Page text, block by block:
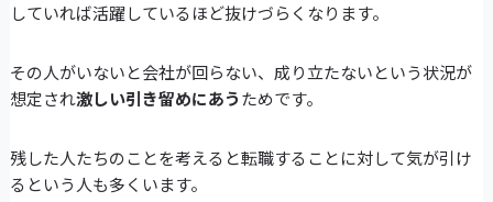
していれば活躍しているほど抜けづらくなります。
その人がいないと会社が回らない、成り立たないという状況が
想定され激しい引き留めにあうためです。
残した人たちのことを考えると転職することに対して気が引け
るという人も多くいます。